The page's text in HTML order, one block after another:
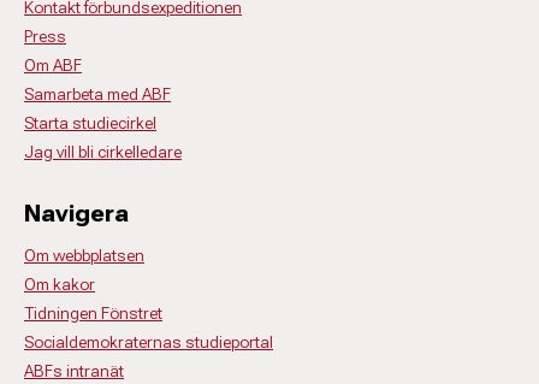
Kontakt förbundsexpeditionen
Press
Om ABF
Samarbeta med ABF
Starta studiecirkel
Jag vill bli cirkelledare
Navigera
Om webbplatsen
Om kakor
Tidningen Fönstret
Socialdemokraternas studieportal
ABFs intranät